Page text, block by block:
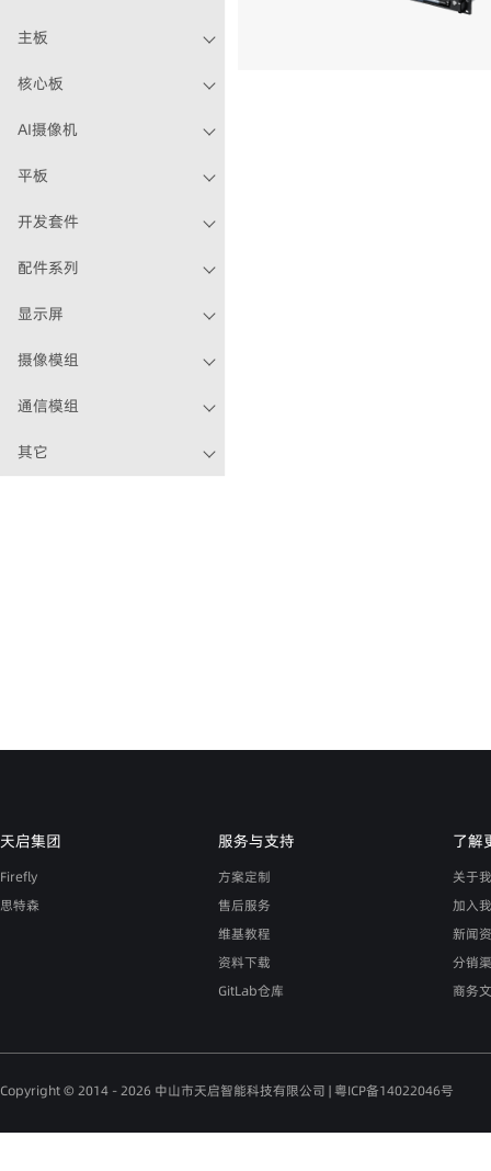
主板
核心板
AI摄像机
平板
开发套件
配件系列
显示屏
摄像模组
通信模组
其它
天启集团
Firefly
思特森
服务与支持
方案定制
售后服务
维基教程
资料下载
GitLab仓库
了解
关于
加入
新闻
分销
商务
Copyright © 2014 - 2026 中山市天启智能科技有限公司 |粤ICP备14022046号